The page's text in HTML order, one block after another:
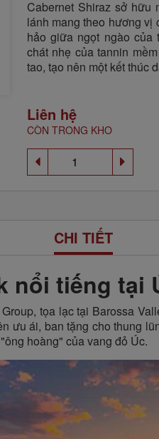
Cabernet Shiraz sở hữu
lánh mang theo hương vị
hảo giữa ngọt ngào của
chát nhẹ của tannin
tao, tạo nên một kết thúc
Liên hệ
CÒN TRONG KHO
CHI TIẾT
nổi tiếng tại
tọa lạc tại Barossa
ưu ái, ban tặng cho thung
hoàng" của vang đỏ Úc.